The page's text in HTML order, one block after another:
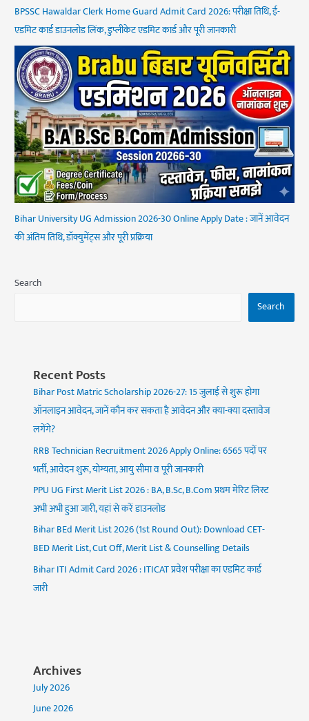
BPSSC Hawaldar Clerk Home Guard Admit Card 2026: परीक्षा तिथि, ई-
एडमिट कार्ड डाउनलोड लिंक, डुप्लीकेट एडमिट कार्ड और पूरी जानकारी
Bihar University UG Admission 2026-30 Online Apply Date : जानें आवेदन
की अंतिम तिथि, डॉक्युमेंट्स और पूरी प्रक्रिया
Search
Search
Recent Posts
Bihar Post Matric Scholarship 2026-27: 15 जुलाई से शुरू होगा
ऑनलाइन आवेदन, जानें कौन कर सकता है आवेदन और क्या-क्या दस्तावेज
लगेंगे?
RRB Technician Recruitment 2026 Apply Online: 6565 पदों पर
भर्ती, आवेदन शुरू, योग्यता, आयु सीमा व पूरी जानकारी
PPU UG First Merit List 2026 : BA, B.Sc, B.Com प्रथम मेरिट लिस्ट
अभी अभी हुआ जारी, यहां से करें डाउनलोड
Bihar BEd Merit List 2026 (1st Round Out): Download CET-
BED Merit List, Cut Off, Merit List & Counselling Details
Bihar ITI Admit Card 2026 : ITICAT प्रवेश परीक्षा का एडमिट कार्ड
जारी
Archives
July 2026
June 2026